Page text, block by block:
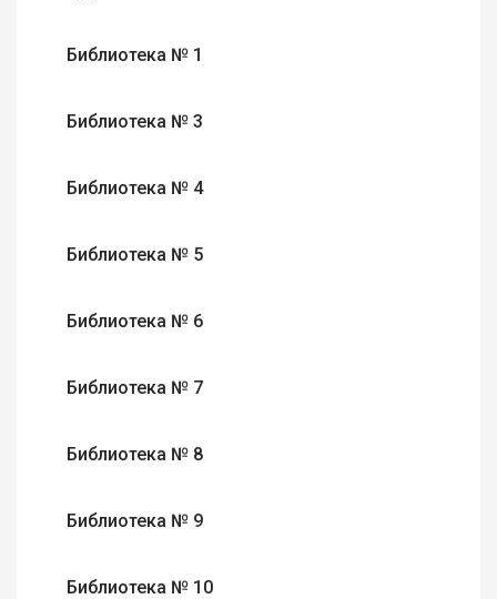
Библиотека № 1
Библиотека № 3
Библиотека № 4
Библиотека № 5
Библиотека № 6
Библиотека № 7
Библиотека № 8
Библиотека № 9
Библиотека № 10